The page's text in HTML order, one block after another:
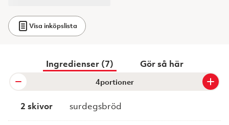
Visa inköpslista
Ingredienser (7) Gör så här
portioner
2 skivor surdegsbröd